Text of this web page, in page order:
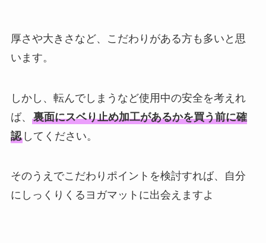
厚さや大きさなど、こだわりがある方も多いと思
います。
しかし、転んでしまうなど使用中の安全を考えれ
ば、 裏面にスベり止め加工があるかを買う前に確
認してください。
そのうえでこだわりポイントを検討すれば、自分
にしっくりくるヨガマットに出会えますよ